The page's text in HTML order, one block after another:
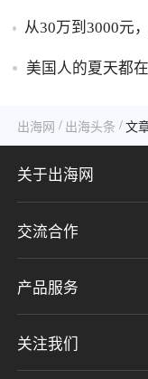
从30万到3000元
美国人的夏天都
出海网 / 出海头条 / 文
关于出海网
关于我们
加入我们
隐私协议
交流合作
联系我们
意见反馈
产品服务
CHWE全球跨境电商展
关注我们